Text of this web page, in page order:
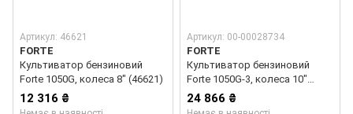
Артикул: 46621
FORTE
Культиватор бензиновий
Forte 1050G, колеса 8" (46621)
12 316 ₴
Артикул: 00-00028734
FORTE
Культиватор бензиновий
Forte 1050G-3, колеса 10"
(95116)
24 866 ₴